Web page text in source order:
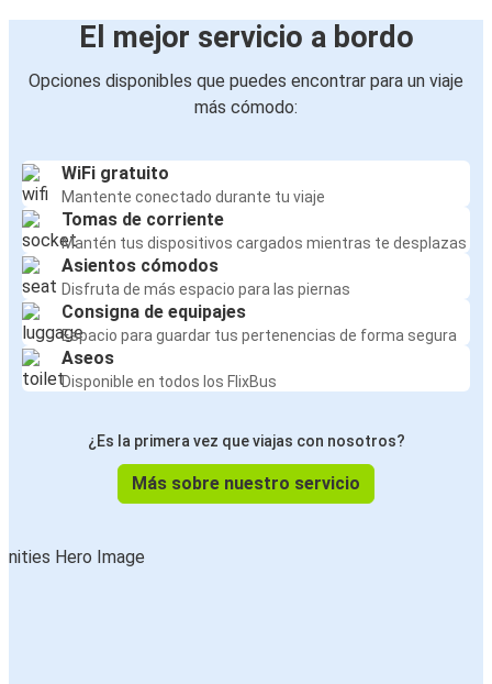
El mejor servicio a bordo
Opciones disponibles que puedes encontrar para un viaje
más cómodo:
WiFi gratuito
Mantente conectado durante tu viaje
Tomas de corriente
Mantén tus dispositivos cargados mientras te desplazas
Asientos cómodos
Disfruta de más espacio para las piernas
Consigna de equipajes
Espacio para guardar tus pertenencias de forma segura
Aseos
Disponible en todos los FlixBus
¿Es la primera vez que viajas con nosotros?
Más sobre nuestro servicio